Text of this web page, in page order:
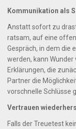
Kommunikation als
Anstatt sofort zu
ratsam, auf eine
Gespräch, in dem die
werden, kann
Erklärungen, die
Partner die
vorschnelle Schlüsse
Vertrauen
Falls der Treuetest